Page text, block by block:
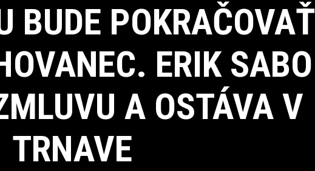
BUDE POKRAČOVAŤ
ERIK SABO
A OSTÁVA V
TRNAVE